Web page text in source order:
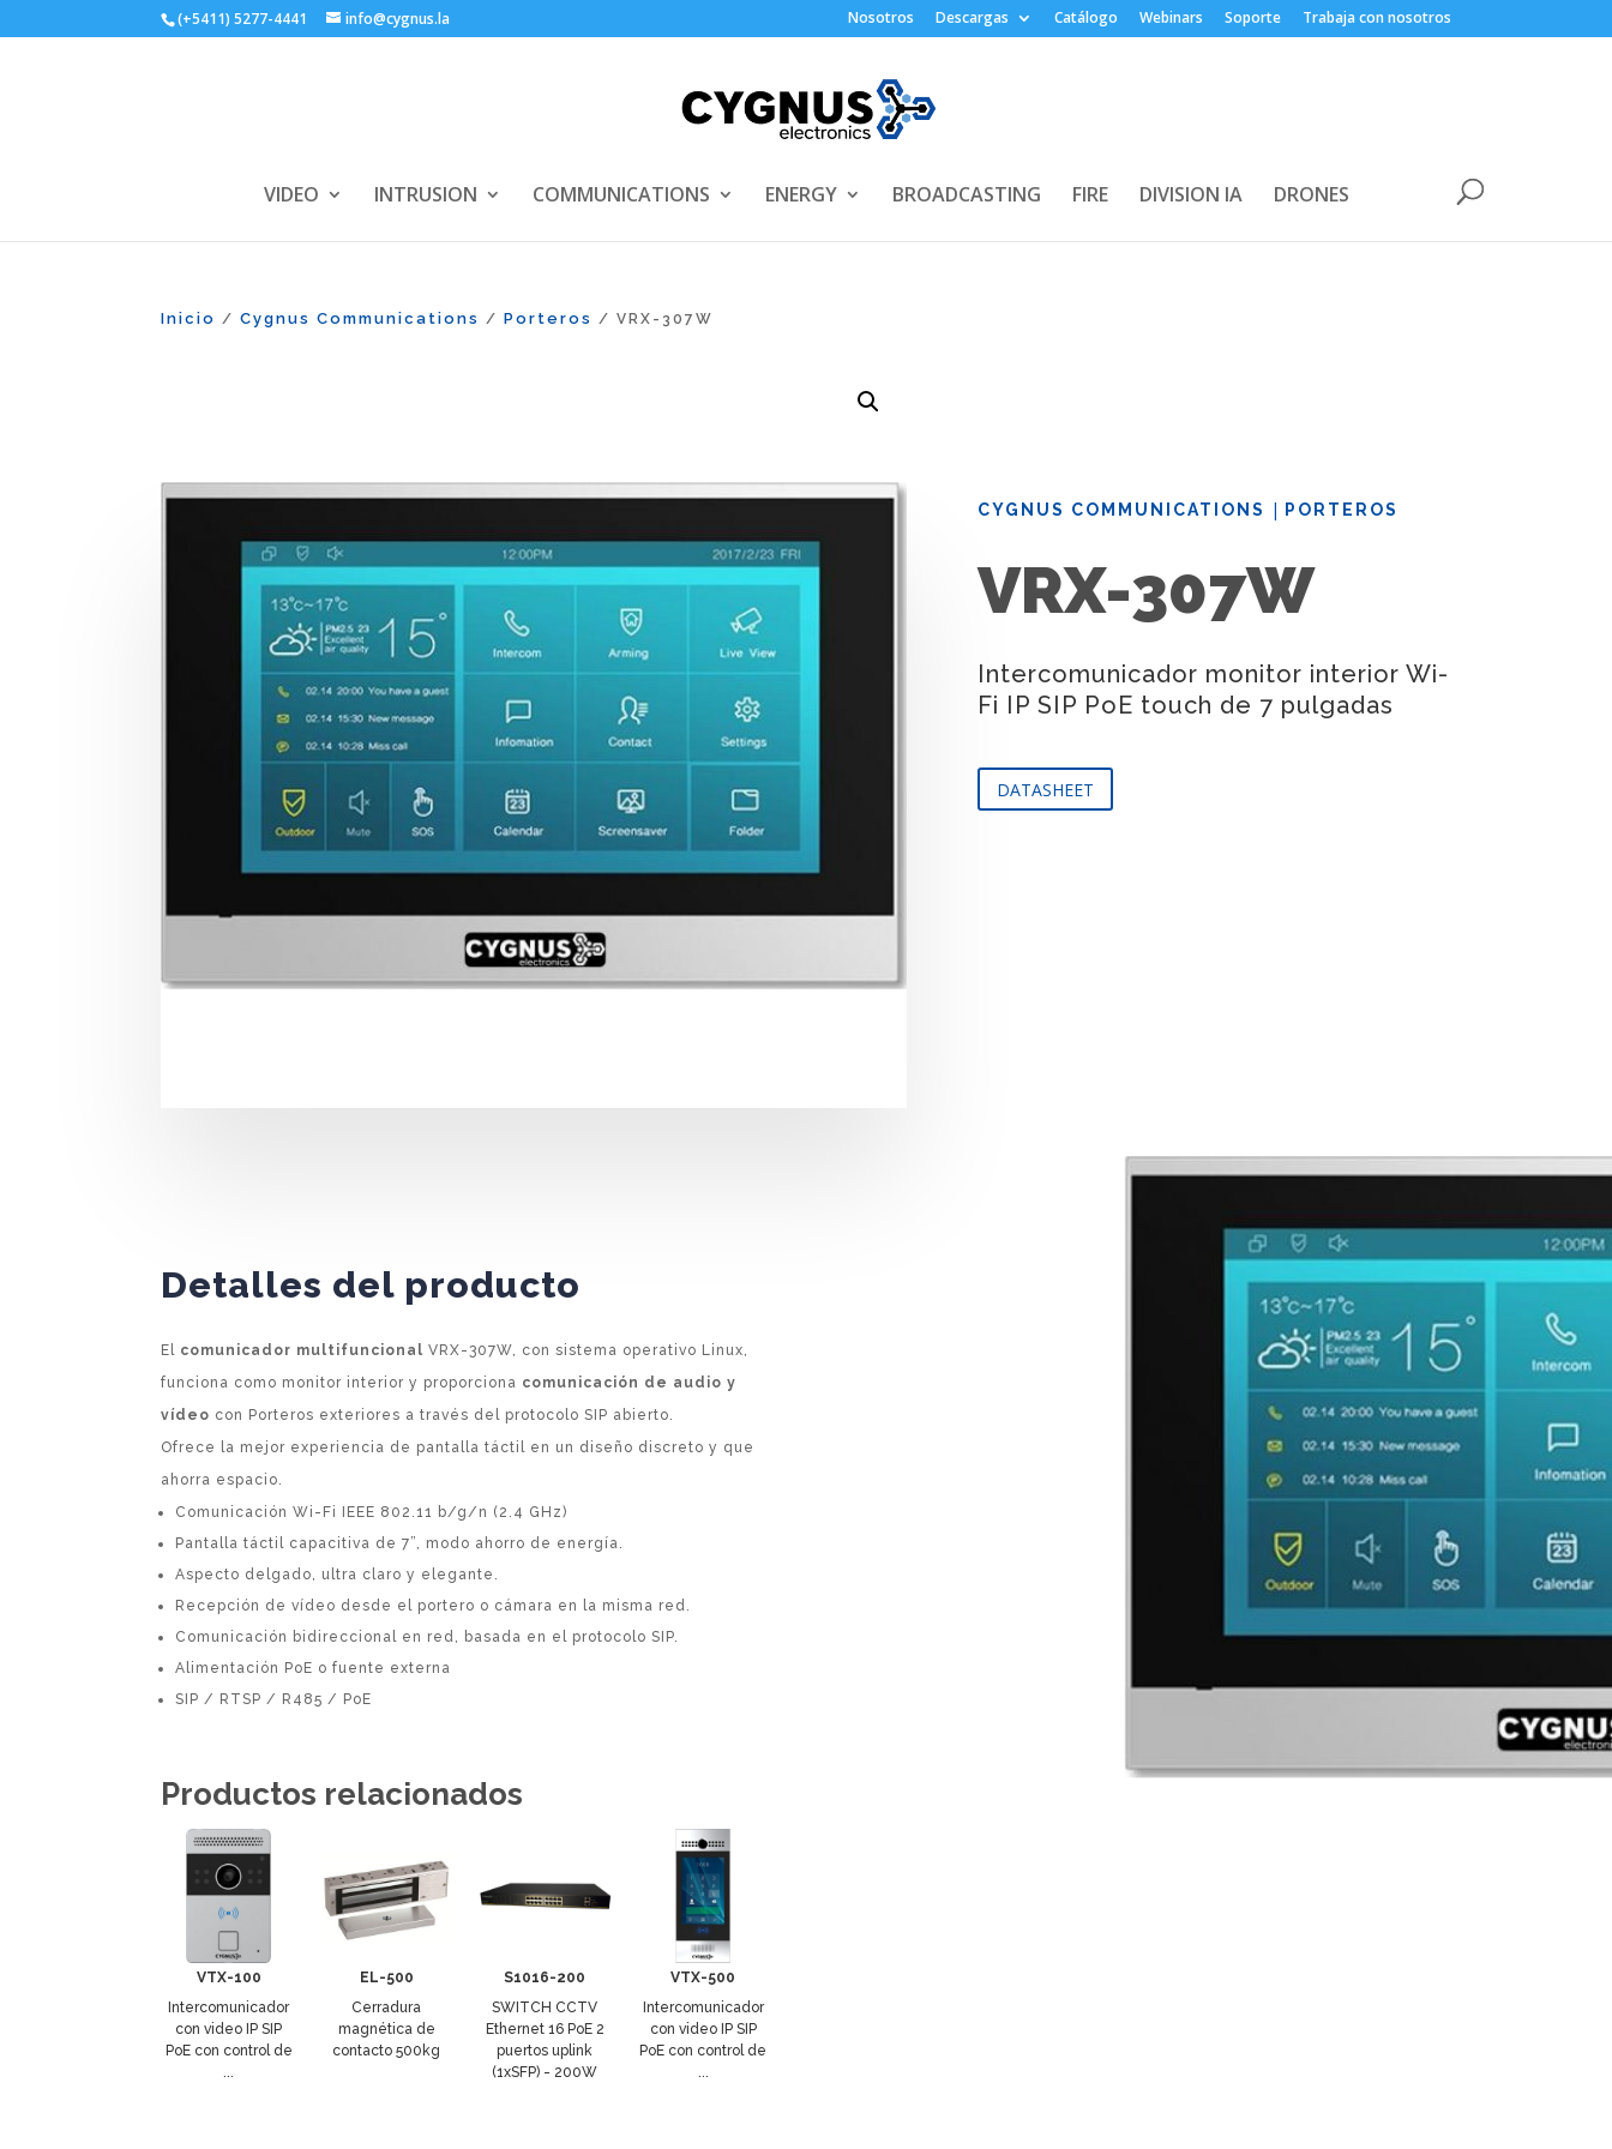
(+5411) 5277-4441 info@cygnus.la Nosotros Descargas Catálogo Webinars Soporte Trabaja con nosotros
VIDEO INTRUSION COMMUNICATIONS ENERGY BROADCASTING FIRE DIVISION IA DRONES
Inicio /Cygnus Communications /Porteros / VRX-307W
CYGNUS COMMUNICATIONS | PORTEROS
VRX-307W
Intercomunicador monitor interior Wi-
Fi IP SIP PoE touch de 7 pulgadas
DATASHEET
Detalles del producto
El comunicador multifuncional VRX-307W, con sistema operativo Linux,
funciona como monitor interior y proporciona comunicación de audio y
vídeo con Porteros exteriores a través del protocolo SIP abierto.
Ofrece la mejor experiencia de pantalla táctil en un diseño discreto y que
ahorra espacio.
Comunicación Wi-Fi IEEE 802.11 b/g/n (2.4 GHz)
Pantalla táctil capacitiva de 7”, modo ahorro de energía.
Aspecto delgado, ultra claro y elegante.
Recepción de vídeo desde el portero o cámara en la misma red.
Comunicación bidireccional en red, basada en el protocolo SIP.
Alimentación PoE o fuente externa
SIP / RTSP / R485 / PoE
Productos relacionados
VTX-100
Intercomunicador
con video IP SIP
PoE con control de
EL-500
Cerradura
magnética de
contacto 500kg
S1016-200
SWITCH CCTV
Ethernet 16 PoE 2
puertos uplink
(1xSFP) - 200W
VTX-500
Intercomunicador
con video IP SIP
PoE con control de